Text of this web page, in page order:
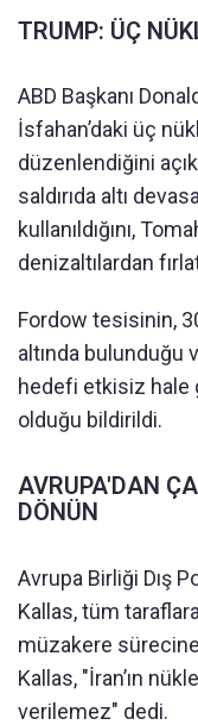
TRUMP: ÜÇ
ABD Başkanı
İsfahan’daki üç
düzenlendiğini
saldırıda altı
kullanıldığını,
denizaltılardan
Fordow tesisinin,
altında bulunduğu
hedefi etkisiz hale
olduğu bildirildi.
AVRUPA'DAN
DÖNÜN
Avrupa Birliği Dış
Kallas, tüm
müzakere
Kallas, "İran’ın
verilemez" dedi.